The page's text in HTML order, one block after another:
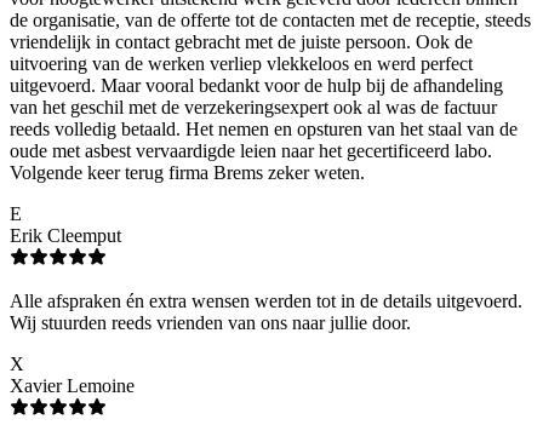
de organisatie, van de offerte tot de contacten met de receptie, steeds
vriendelijk in contact gebracht met de juiste persoon. Ook de
uitvoering van de werken verliep vlekkeloos en werd perfect
uitgevoerd. Maar vooral bedankt voor de hulp bij de afhandeling
van het geschil met de verzekeringsexpert ook al was de factuur
reeds volledig betaald. Het nemen en opsturen van het staal van de
oude met asbest vervaardigde leien naar het gecertificeerd labo.
Volgende keer terug firma Brems zeker weten.
E
Erik Cleemput
Alle afspraken én extra wensen werden tot in de details uitgevoerd.
Wij stuurden reeds vrienden van ons naar jullie door.
X
Xavier Lemoine